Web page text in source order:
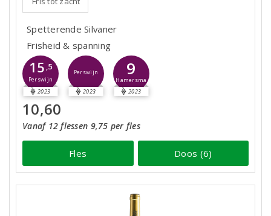
Spetterende Silvaner
Frisheid & spanning
15 ,5
Perswijn
2023
Perswijn
2023
9
Hamersma
2023
10,60
Vanaf 12 flessen 9,75 per fles
Fles Doos (6)